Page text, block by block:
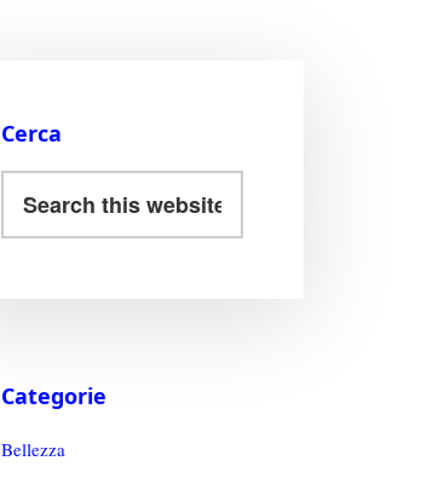
Cerca
Categorie
Bellezza